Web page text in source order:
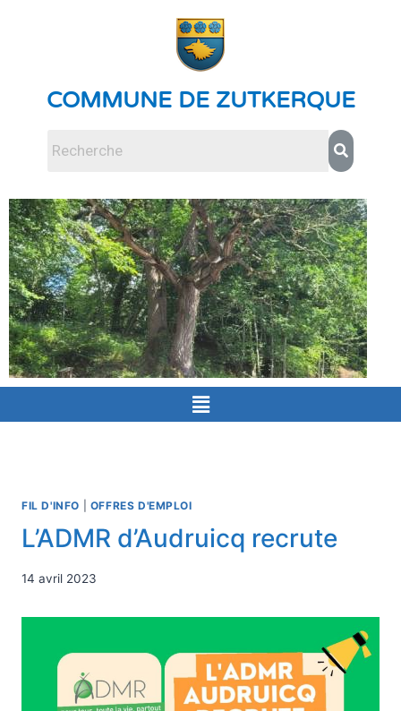
COMMUNE DE ZUTKERQUE
FIL D'INFO OFFRES D'EMPLOI
L’ADMR d’Audruicq recrute
14 avril 2023